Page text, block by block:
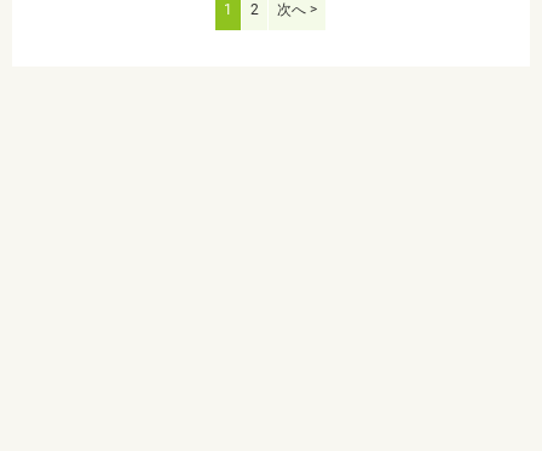
1 2 次へ >